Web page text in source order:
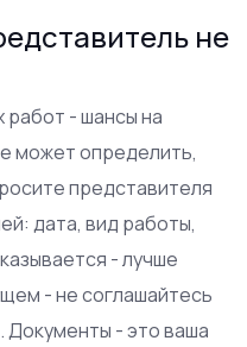
не
работ - шансы на
может определить,
представителя
дата, вид работы,
- лучше
- не соглашайтесь
Документы - это ваша